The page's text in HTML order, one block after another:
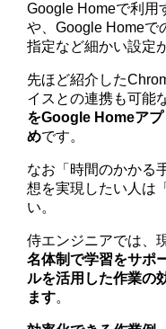
Google Homeで利用
や、Google Homeで
指定など細かい設定
先ほど紹介した
イスとの連携も可能
をGoogle Homeア
めです。
なお「時間のかかる
想を実現したい人は「
い。
侍エンジニアでは、
名体制で学習をサポ
ルを活用した作業の
ます。